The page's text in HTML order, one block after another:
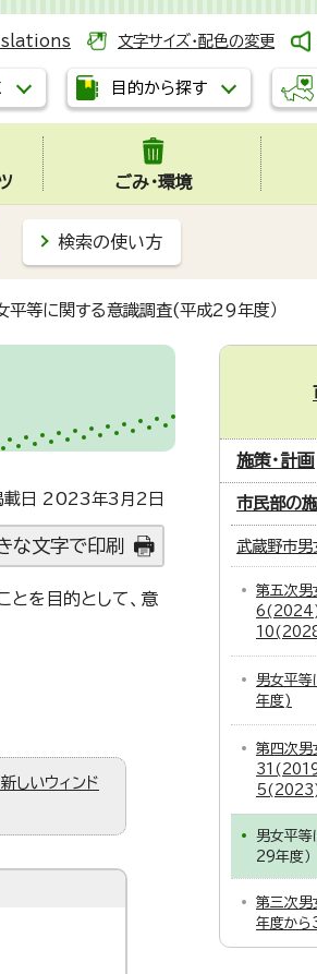
文字サイズ・配色の変更
目的から探す
ごみ・環境
検索の使い方
平等に関する意識調査(平成29年度）
日 2023年3月2日
な文字で印刷
を目的として、意
しいウィンド
施策・計画
市民部の
武蔵野市男
第五次男
6(2024)
男女平等
年度)
第四次男
男女平等
29年度）
第三次男
年度か